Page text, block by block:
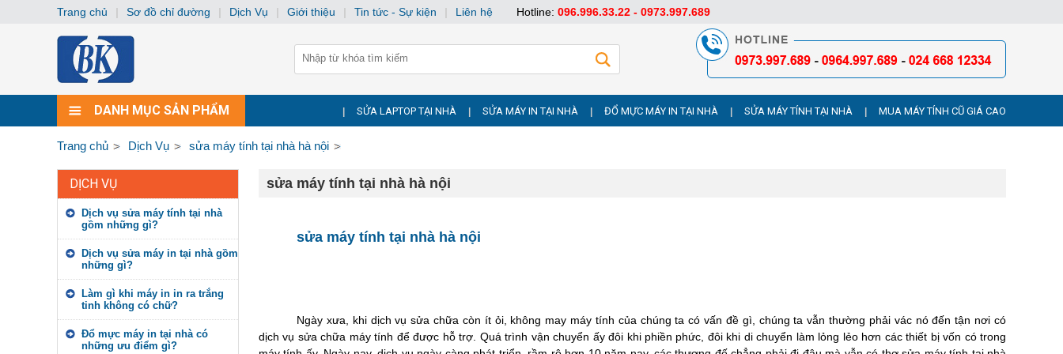
DANH MỤC SẢN PHẨM SỬA LAPTOP TẠI NHÀ SỬA MÁY IN TẠI NHÀ ĐỔ MỰC MÁY IN TẠI NHÀ SỬA MÁY TÍNH TẠI NHÀ MUA MÁY TÍNH CŨ GIÁ CAO
Trang chủ Dịch Vụ sửa máy tính tại nhà hà nội
DỊCH VỤ
Dịch vụ sửa máy tính tại nhà
gồm những gì?
Dịch vụ sửa máy in tại nhà gồm
những gì?
Làm gì khi máy in in ra trắng
tinh không có chữ?
Đổ mực máy in tại nhà có
những ưu điểm gì?
sửa máy tính tại nhà hà nội
sửa máy tính tại nhà hà nội
Ngày xưa, khi dịch vụ sửa chữa còn ít ỏi, không may máy tính của chúng ta có vấn đề gì, chúng ta vẫn thường phải vác nó đến tận nơi có
dịch vụ sửa chữa máy tính để được hỗ trợ. Quá trình vận chuyển ấy đôi khi phiền phức, đôi khi di chuyển làm lỏng lẻo hơn các thiết bị vốn có trong
Trang chủ | Sơ đồ chỉ đường | Dịch Vụ | Giới thiệu | Tin tức - Sự kiện | Liên hệ Hotline: 096.996.33.22 - 0973.997.689